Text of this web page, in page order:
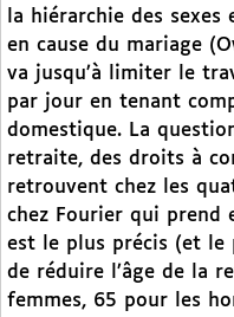
la hiérarchie des
en cause du mariage
va jusqu’à limiter le
par jour en tenant
domestique. La
retraite, des droits à
retrouvent chez les
chez Fourier qui prend
est le plus précis (et le
de réduire l’âge de la
femmes, 65 pour les